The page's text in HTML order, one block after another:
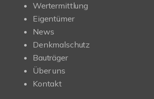
Wertermittlung
Eigentümer
News
Denkmalschutz
Bauträger
Über uns
Kontakt